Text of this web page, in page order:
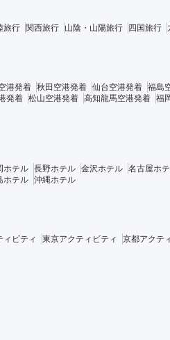
旅行 関西旅行 山陰・山陽旅行 四国旅行
港発着 秋田空港発着 仙台空港発着 福島
発着 松山空港発着 高知龍馬空港発着 福
ホテル 長野ホテル 金沢ホテル 名古屋ホ
ホテル 沖縄ホテル
ィビティ 東京アクティビティ 京都アクテ